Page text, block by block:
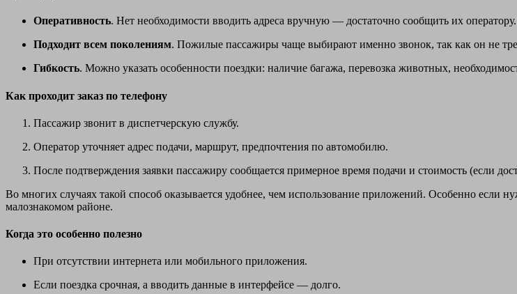
Оперативность. Нет необходимости вводить адреса вручную — достаточно сообщить их оператору.
Подходит всем поколениям. Пожилые пассажиры чаще выбирают именно звонок, так как он не
Гибкость. Можно указать особенности поездки: наличие багажа, перевозка животных,
Как проходит заказ по телефону
Пассажир звонит в диспетчерскую службу.
Оператор уточняет адрес подачи, маршрут, предпочтения по автомобилю.
После подтверждения заявки пассажиру сообщается примерное время подачи и стоимость (если
Во многих случаях такой способ оказывается удобнее, чем использование приложений. Особенно если
малознакомом районе.
Когда это особенно полезно
При отсутствии интернета или мобильного приложения.
Если поездка срочная, а вводить данные в интерфейсе — долго.